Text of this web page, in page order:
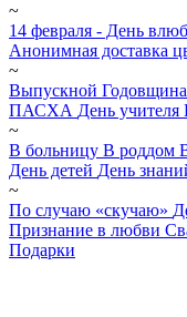
~
14 февраля - День
Анонимная доставка
~
Выпускной Годовщина
ПАСХА День учителя
~
В больницу В роддом
День детей День
~
По случаю «скучаю»
Признание в любви
Подарки